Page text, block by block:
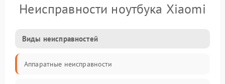
Неисправности ноутбука Xiaomi
Виды неисправностей
Аппаратные неисправности